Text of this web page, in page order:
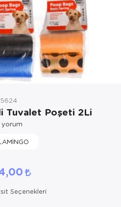
Tuvalet Poşeti 2Li
yorum
Seçenekleri